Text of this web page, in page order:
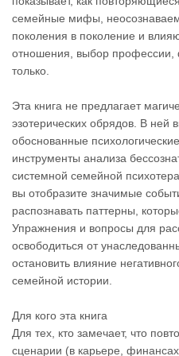
семейные мифы,
поколения в поколение и
отношения, выбор профессии,
только.
Эта книга не предлагает
эзотерических обрядов. В ней
обоснованные
инструменты анализа
системной семейной
вы отобразите значимые
распознавать паттерны,
Упражнения и вопросы для
освободиться от
остановить влияние
семейной истории.
Для кого эта книга
Для тех, кто замечает, что
сценарии (в карьере,